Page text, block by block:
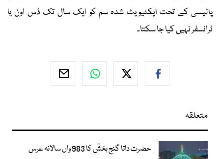
پالیسی کے تحت ایکٹیویٹ شدہ سم کو ایک سال تک ڈس اون یا
ٹرانسفر نہیں کیا جا سکتا۔
متعلقہ
حضرت داتا گنج بخشؒ کا 983 واں سالانہ عرس